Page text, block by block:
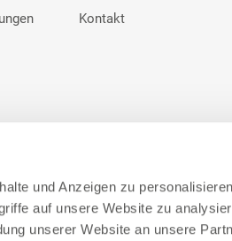
und Anzeigen zu
auf unsere Website zu
unserer Website an unsere
Kontakt